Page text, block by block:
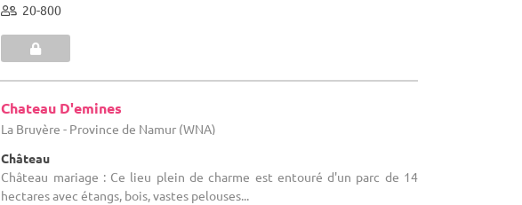
20-800
Chateau D'emines
La Bruyère - Province de Namur (WNA)
Château
Château mariage : Ce lieu plein de charme est entouré d'un parc de 14
hectares avec étangs, bois, vastes pelouses...